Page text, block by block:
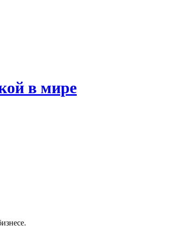
в мире